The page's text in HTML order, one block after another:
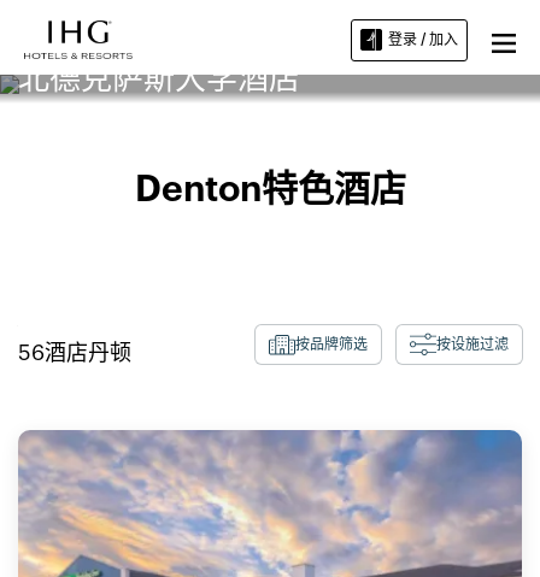
登录 / 加入
北德克萨斯大学酒店
Denton特色酒店
56酒店丹顿 按品牌筛选 按设施过滤